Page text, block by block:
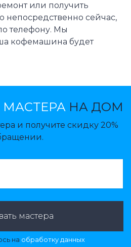
или получить
непосредственно сейчас,
телефону. Мы
кофемашина будет
МАСТЕРА НА ДОМ
и получите скидку 20%
мастера
на обработку данных